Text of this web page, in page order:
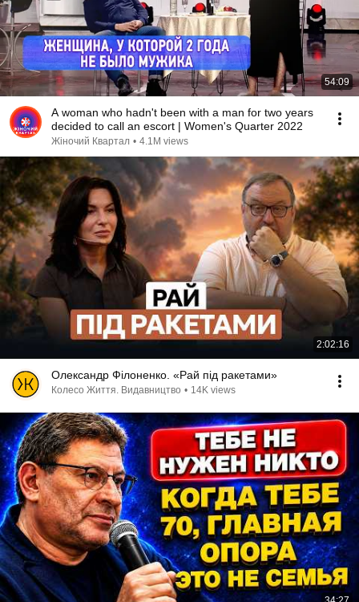
54:09
A woman who hadn't been with a man for two years
decided to call an escort | Women's Quarter 2022
Жіночий Квартал • 4.1M views
2:02:16
Олександр Філоненко. «Рай під ракетами»
Колесо Життя. Видавництво • 14K views